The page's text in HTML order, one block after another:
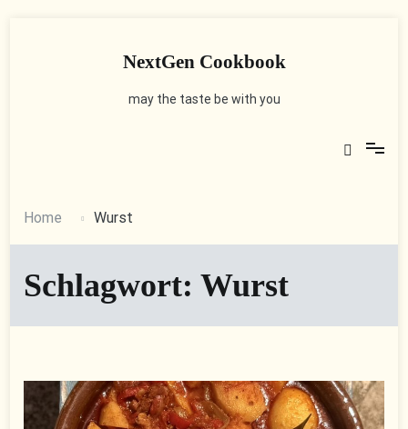
NextGen Cookbook
may the taste be with you
Home Wurst
Schlagwort:Wurst